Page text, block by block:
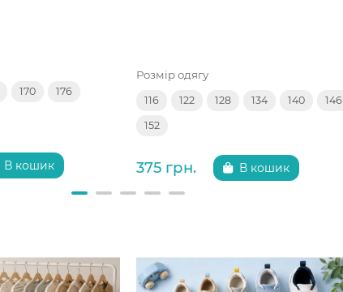
170 176
В кошик
Розмір одягу
116 122 128 134 140 146
152
375 грн. В кошик